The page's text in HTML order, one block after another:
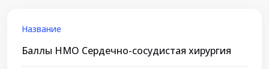
Название
Баллы НМО Сердечно-сосудистая хирургия